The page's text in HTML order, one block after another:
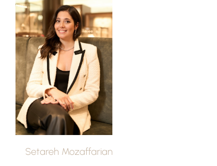
Setareh Mozaffarian